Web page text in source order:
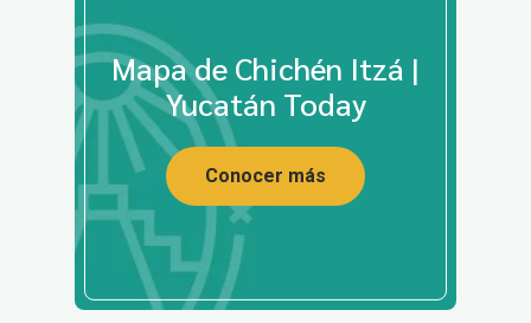
Mapa de Chichén Itzá |
Yucatán Today
Conocer más